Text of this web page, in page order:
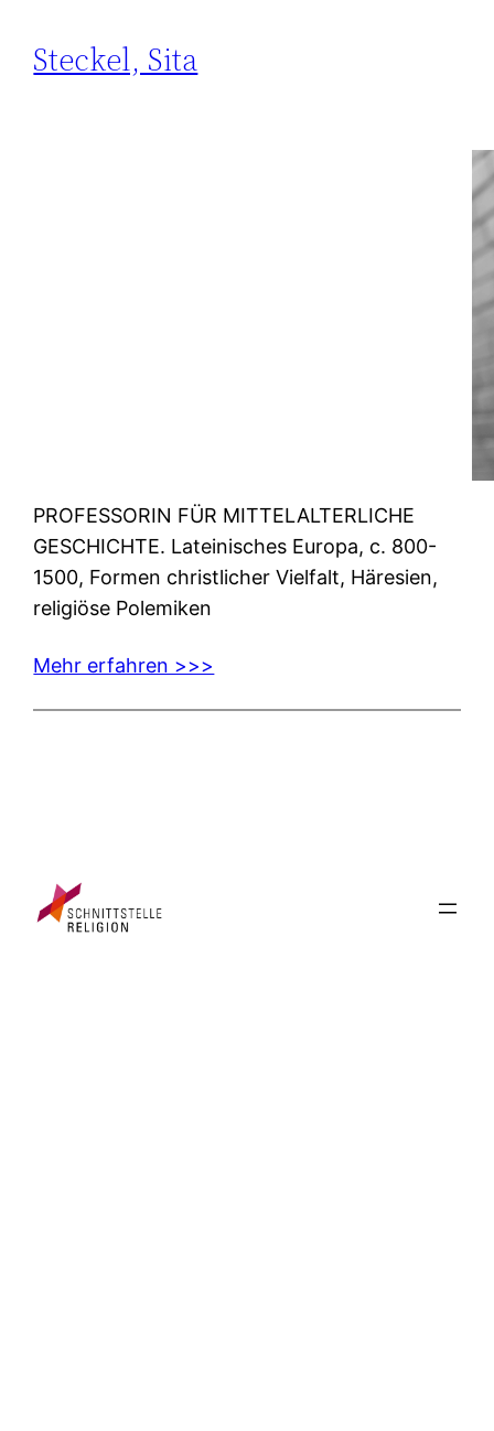
Steckel, Sita
PROFESSORIN FÜR MITTELALTERLICHE
GESCHICHTE. Lateinisches Europa, c. 800-
1500, Formen christlicher Vielfalt, Häresien,
religiöse Polemiken
Mehr erfahren >>>